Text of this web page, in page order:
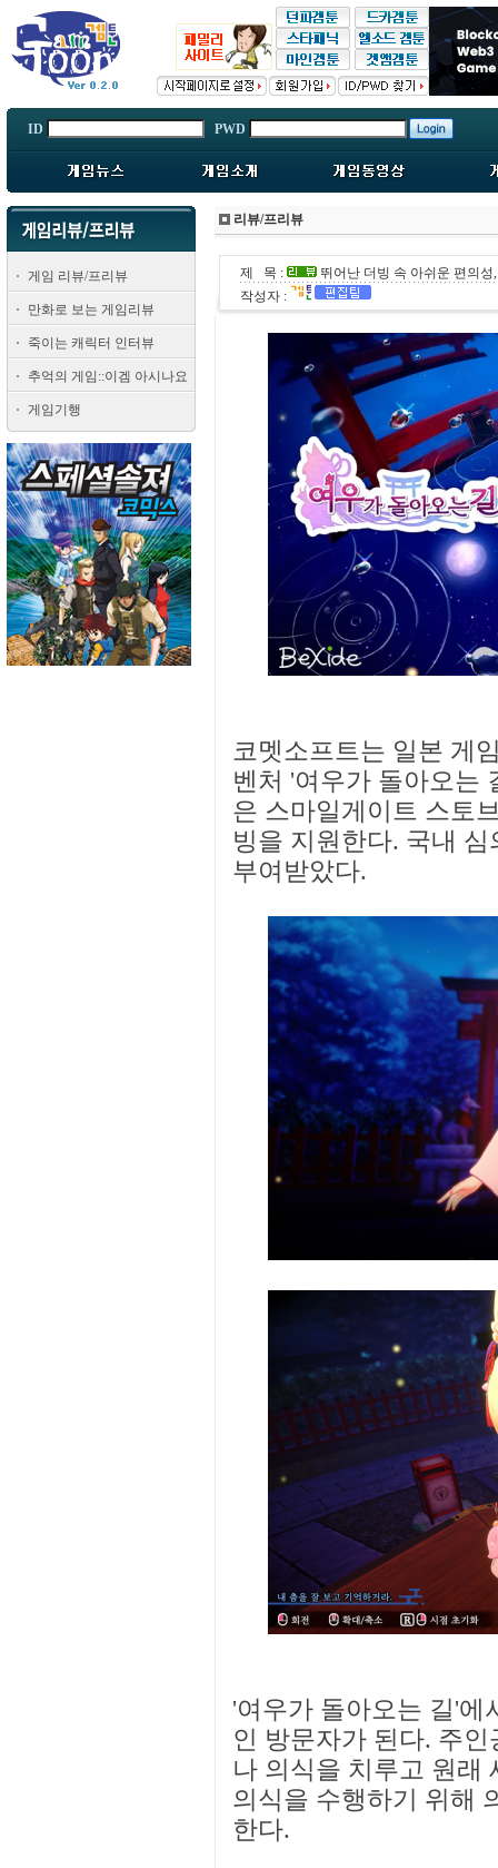
ID PWD
게임 리뷰/프리뷰
만화로 보는 게임리뷰
죽이는 캐릭터 인터뷰
추억의 게임::이겜 아시나요
게임기행
리뷰/프리뷰
제 목 :
뛰어난 더빙 속 아쉬운 편의성
작성자 :
코멧소프트는 일본 게
벤처 '여우가 돌아오는
은 스마일게이트 스토
빙을 지원한다. 국내
부여받았다.
'여우가 돌아오는 길'에
인 방문자가 된다. 주
나 의식을 치루고 원래
의식을 수행하기 위해
한다.